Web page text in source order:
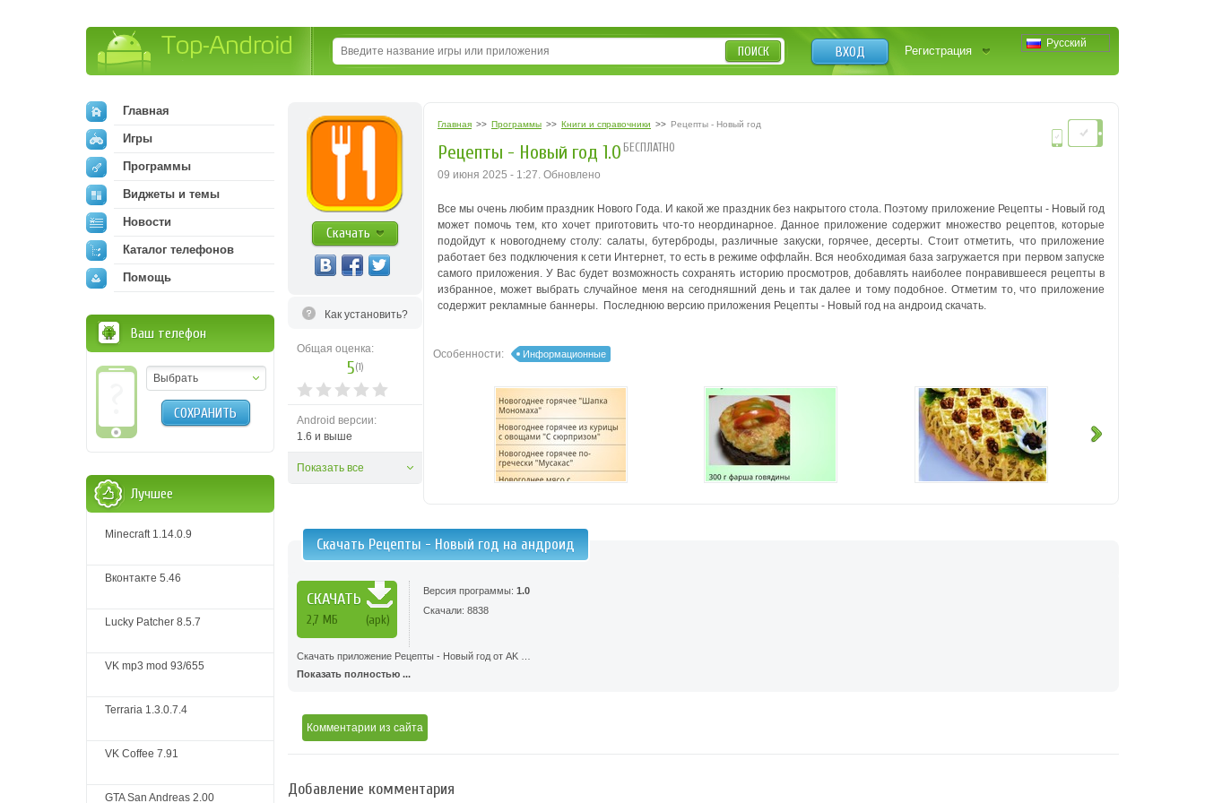
Русский
ВХОД Регистрация
ПОИСК
Скачать
Как установить?
Общая оценка:
5(1)
Android версии:
1.6 и выше
Показать все
Главная >> Программы >> Книги и справочники >> Рецепты - Новый год
Рецепты - Новый год 1.0 БЕСПЛАТНО
09 июня 2025 - 1:27. Обновлено
Все мы очень любим праздник Нового Года. И какой же праздник без накрытого стола. Поэтому приложение Рецепты - Новый год
может помочь тем, кто хочет приготовить что-то неординарное. Данное приложение содержит множество рецептов, которые
подойдут к новогоднему столу: салаты, бутерброды, различные закуски, горячее, десерты. Стоит отметить, что приложение
работает без подключения к сети Интернет, то есть в режиме оффлайн. Вся необходимая база загружается при первом запуске
самого приложения. У Вас будет возможность сохранять историю просмотров, добавлять наиболее понравившееся рецепты в
избранное, может выбрать случайное меня на сегодняшний день и так далее и тому подобное. Отметим то, что приложение
содержит рекламные баннеры. Последнюю версию приложения Рецепты - Новый год на андроид скачать.
Особенности: Информационные
Скачать Рецепты - Новый год на андроид
СКАЧАТЬ
2,7 MБ (apk)
Версия программы: 1.0
Скачали: 8838
Скачать приложение Рецепты - Новый год от AK …
Показать полностью ...
Комментарии из сайта
Добавление комментария
Главная
Игры
Программы
Виджеты и темы
Новости
Каталог телефонов
Помощь
Ваш телефон
Выбрать
СОХРАНИТЬ
Лучшее
Minecraft 1.14.0.9
Вконтакте 5.46
Lucky Patcher 8.5.7
VK mp3 mod 93/655
Terraria 1.3.0.7.4
VK Coffee 7.91
GTA San Andreas 2.00